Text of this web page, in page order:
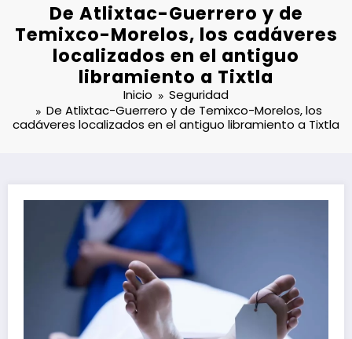
De Atlixtac-Guerrero y de
Temixco-Morelos, los cadáveres
localizados en el antiguo
libramiento a Tixtla
Inicio
Seguridad
De Atlixtac-Guerrero y de Temixco-Morelos, los
cadáveres localizados en el antiguo libramiento a Tixtla